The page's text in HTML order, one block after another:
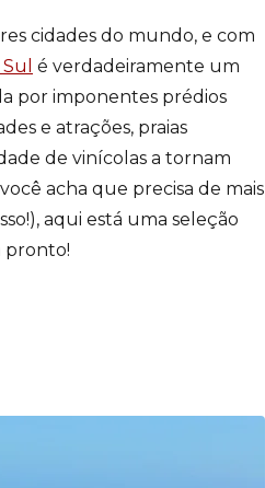
cidades do mundo, e com
é verdadeiramente um
por imponentes prédios
e atrações, praias
de vinícolas a tornam
acha que precisa de mais
aqui está uma seleção
pronto!